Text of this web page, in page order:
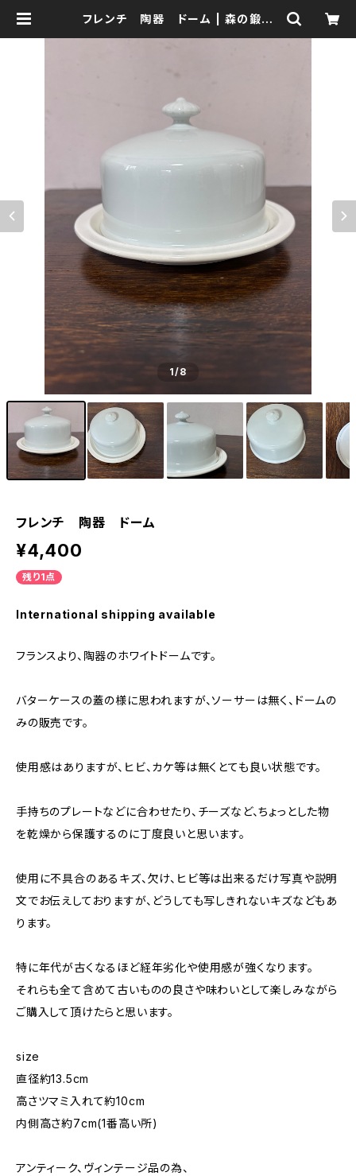
フレンチ 陶器 ドーム | 森の鍛冶
1/8
フレンチ 陶器 ドーム
¥4,400
残り1点
International shipping available
フランスより、陶器のホワイトドームです。
バターケースの蓋の様に思われますが、ソーサーは無く、ドームの
みの販売です。
使用感はありますが、ヒビ、カケ等は無くとても良い状態です。
手持ちのプレートなどに合わせたり、チーズなど、ちょっとした物
を乾燥から保護するのに丁度良いと思います。
使用に不具合のあるキズ、欠け、ヒビ等は出来るだけ写真や説明
文でお伝えしておりますが、どうしても写しきれないキズなどもあ
ります。
特に年代が古くなるほど経年劣化や使用感が強くなります。
それらも全て含めて古いものの良さや味わいとして楽しみながら
ご購入して頂けたらと思います。
size
直径約13.5cm
高さツマミ入れて約10cm
内側高さ約7cm(1番高い所)
アンティーク、ヴィンテージ品の為、